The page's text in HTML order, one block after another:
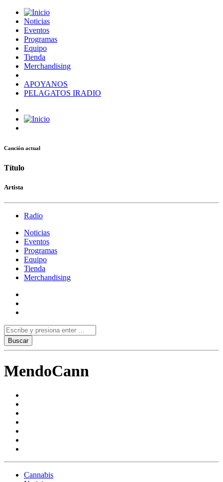
Noticias
Eventos
Programas
Equipo
Tienda
Merchandising
APOYANOS
PELAGATOS IRADIO
Canción actual
Título
Artista
Radio
Noticias
Eventos
Programas
Equipo
Tienda
Merchandising
MendoCann
Cannabis